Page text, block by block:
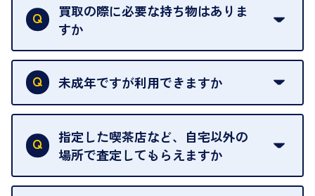
買取の際に必要な持ち物はありま
すか
本人確認書類をご用意ください。ご利用になれる書
類はこちらをご確認ください。
未成年ですが利用できますか
18歳未満の方は、保護者の同意があってもご利用い
ただけません。
指定した喫茶店など、自宅以外の
場所で査定してもらえますか
ご自宅以外での査定はお引き受けできません。ご指